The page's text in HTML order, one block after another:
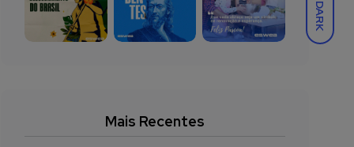
DARK
Mais Recentes